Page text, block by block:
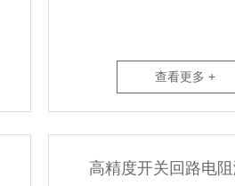
查看更多 +
高精度开关回路电